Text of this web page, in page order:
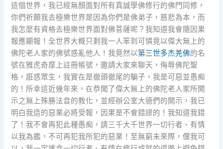
這個世界，我已經無顏面對所有真誠學佛修行的佛門同修，
你們祈願我去極樂世界是因為你們是佛弟子，慈悲為本，而
我怎麼有資格去極樂世界面對佛菩薩呢？我知道我會隨因果
報應顯報！全世界大概只剩我一人笨到可憐竟以偉大無上的
佛陀老人家的佛號惑亂他人！我竟然以第三世多杰羌佛的名
號在雅虎奇摩上註冊帳號，邀請大家來聊天，侮辱佛陀聖
格，誑惑眾生，我實在是徹頭徹尾的騙子，我是可惡並愚痴
的！所幸這近幾年來，在恭聞了偉大無上的佛陀老人家所開
示之無上殊勝法音的教化，並經辦公室大德們的開示，我已
明白我造的惡業必將受報，因果是不會錯謬的！我知道我錯
了！我不會再犯此種愚痴，請三千大千世界一切行者、有情
以我為鑑，不可再犯我所犯的惡業！至無窮未來際，儻我可